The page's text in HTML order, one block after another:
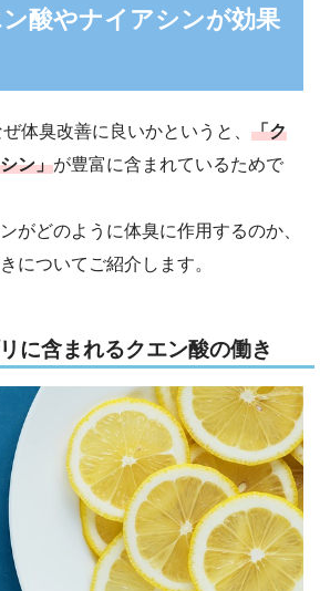
酸やナイアシンが効果
体臭改善に良いかというと、 「ク
ン」が豊富に含まれているためで
がどのように体臭に作用するのか、
についてご紹介します。
に含まれるクエン酸の働き